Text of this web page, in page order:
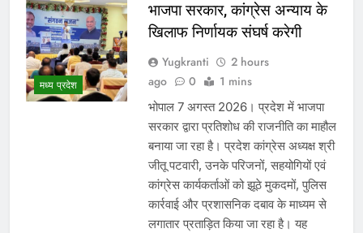
मध्य प्रदेश
भाजपा सरकार, कांग्रेस अन्याय के
खिलाफ निर्णायक संघर्ष करेगी
Yugkranti
2 hours
ago
0 1 mins
भोपाल 7 अगस्त 2026। प्रदेश में भाजपा
सरकार द्वारा प्रतिशोध की राजनीति का माहौल
बनाया जा रहा है। प्रदेश कांग्रेस अध्यक्ष श्री
जीतू पटवारी, उनके परिजनों, सहयोगियों एवं
कांग्रेस कार्यकर्ताओं को झूठे मुकदमों, पुलिस
कार्रवाई और प्रशासनिक दबाव के माध्यम से
लगातार प्रताड़ित किया जा रहा है। यह